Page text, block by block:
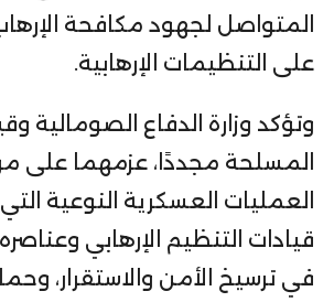
المتواصل لجهود مكافحة
على التنظيمات الإرهابية.
وتؤكد وزارة الدفاع الصومالية
المسلحة مجددًا، عزمهما على
العمليات العسكرية النوعية
قيادات التنظيم الإرهابي
في ترسيخ الأمن والاستقرار،